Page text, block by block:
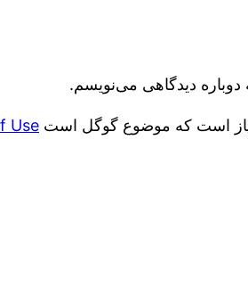
دیدگاهی می‌نویسم.
Use